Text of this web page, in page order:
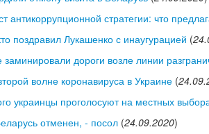
антикоррупционной стратегии: что
поздравил Лукашенко с инаугурацией (
дороги возле линии
волне коронавируса в Украине (
украинцы проголосуют на местных
отменен, - посол (24.09.2020)